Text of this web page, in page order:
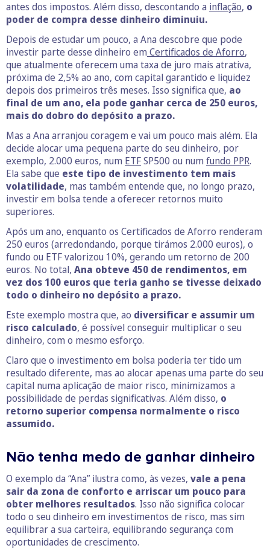
antes dos impostos. Além disso, descontando a inflação, o
poder de compra desse dinheiro diminuiu.
Depois de estudar um pouco, a Ana descobre que pode
investir parte desse dinheiro em Certificados de Aforro,
que atualmente oferecem uma taxa de juro mais atrativa,
próxima de 2,5% ao ano, com capital garantido e liquidez
depois dos primeiros três meses. Isso significa que, ao
final de um ano, ela pode ganhar cerca de 250 euros,
mais do dobro do depósito a prazo.
Mas a Ana arranjou coragem e vai um pouco mais além. Ela
decide alocar uma pequena parte do seu dinheiro, por
exemplo, 2.000 euros, num ETFSP500 ou num fundo PPR.
Ela sabe que este tipo de investimento tem mais
volatilidade, mas também entende que, no longo prazo,
investir em bolsa tende a oferecer retornos muito
superiores.
Após um ano, enquanto os Certificados de Aforro renderam
250 euros (arredondando, porque tirámos 2.000 euros), o
fundo ou ETF valorizou 10%, gerando um retorno de 200
euros. No total, Ana obteve 450 de rendimentos, em
vez dos 100 euros que teria ganho se tivesse deixado
todo o dinheiro no depósito a prazo.
Este exemplo mostra que, ao diversificar e assumir um
risco calculado, é possível conseguir multiplicar o seu
dinheiro, com o mesmo esforço.
Claro que o investimento em bolsa poderia ter tido um
resultado diferente, mas ao alocar apenas uma parte do seu
capital numa aplicação de maior risco, minimizamos a
possibilidade de perdas significativas. Além disso, o
retorno superior compensa normalmente o risco
assumido.
Não tenha medo de ganhar dinheiro
O exemplo da “Ana” ilustra como, às vezes, vale a pena
sair da zona de conforto e arriscar um pouco para
obter melhores resultados. Isso não significa colocar
todo o seu dinheiro em investimentos de risco, mas sim
equilibrar a sua carteira, equilibrando segurança com
oportunidades de crescimento.